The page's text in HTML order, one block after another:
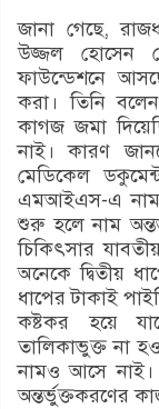
জানা গেছে,
উজ্জল হোসেন
ফাউন্ডেশনে
করা। তিনি
কাগজ জমা
নাই। কারণ
মেডিকেল
এমআইএস-এ নাম
শুরু হলে নাম
চিকিৎসার
অনেকে দ্বিতীয়
ধাপের টাকাই
কষ্টকর হয়ে
তালিকাভুক্ত না
নামও আসে
অন্তর্ভুক্তকরণের